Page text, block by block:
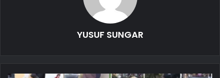
YUSUF SUNGAR